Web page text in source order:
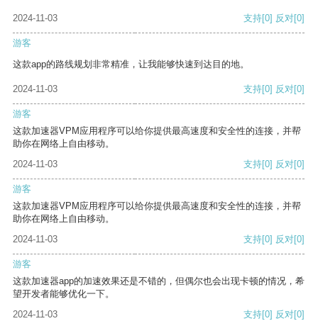
2024-11-03 支持[0] 反对[0]
游客
这款app的路线规划非常精准，让我能够快速到达目的地。
2024-11-03 支持[0] 反对[0]
游客
这款加速器VPM应用程序可以给你提供最高速度和安全性的连接，并帮
助你在网络上自由移动。
2024-11-03
支持[0] 反对[0]
游客
这款加速器VPM应用程序可以给你提供最高速度和安全性的连接，并帮
助你在网络上自由移动。
2024-11-03
支持[0] 反对[0]
游客
这款加速器app的加速效果还是不错的，但偶尔也会出现卡顿的情况，希
望开发者能够优化一下。
2024-11-03
支持[0] 反对[0]